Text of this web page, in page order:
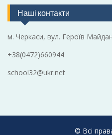
Наші контакти
м. Черкаси, вул. Героїв
+38(0472)660944
school32@ukr.net
© Всі